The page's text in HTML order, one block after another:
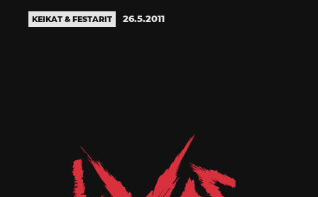
KEIKAT & FESTARIT 26.5.2011